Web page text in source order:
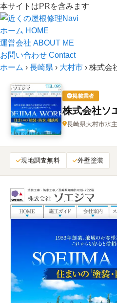
本サイトはPRを含みます
ホーム HOME
運営会社 ABOUT ME
お問い合わせ Contact
ホーム › 長崎県 › 大村市 › 株式会
掲載業者
株式会社ソ
長崎県大村市水
現地調査無料 外壁塗装